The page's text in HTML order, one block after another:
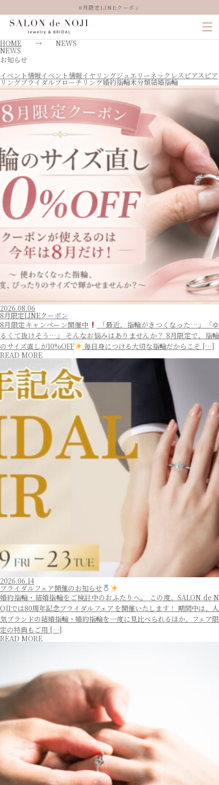
8月限定LINEクーポン
HOME → NEWS
NEWS
お知らせ
イベント情報イベント情報イヤリングジュエリーネックレスピアスピア
リングブライダルブローチリング婚約指輪未分類結婚指輪
2026.08.06
8月限定LINEクーポン
8月限定キャンペーン開催中
「最近、指輪がきつくなった…」「ゆ
るくて抜けそう…」 そんなお悩みはありませんか？ 8月限定で、指輪
のサイズ直しが10%OFF
毎日身につける大切な指輪だからこそ […]
READ MORE
2026.06.14
ブライダルフェア開催のお知らせ
婚約指輪・結婚指輪をご検討中のおふたりへ。 この度、SALON de N
OJIでは80周年記念ブライダルフェアを開催いたします！ 期間中は、人
気ブランドの結婚指輪・婚約指輪を一度に見比べられるほか、フェア限
定の特典もご用 […]
READ MORE